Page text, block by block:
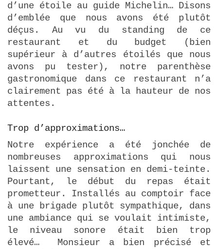
d’une étoile au guide Michelin… Disons
d’emblée que nous avons été plutôt
déçus. Au vu du standing de ce
restaurant et du budget (bien
supérieur à d’autres étoilés que nous
avons pu tester), notre parenthèse
gastronomique dans ce restaurant n’a
clairement pas été à la hauteur de nos
attentes.
Trop d’approximations…
Notre expérience a été jonchée de
nombreuses approximations qui nous
laissent une sensation en demi-teinte.
Pourtant, le début du repas était
prometteur. Installés au comptoir face
à une brigade plutôt sympathique, dans
une ambiance qui se voulait intimiste,
le niveau sonore était bien trop
élevé… Monsieur a bien précisé et